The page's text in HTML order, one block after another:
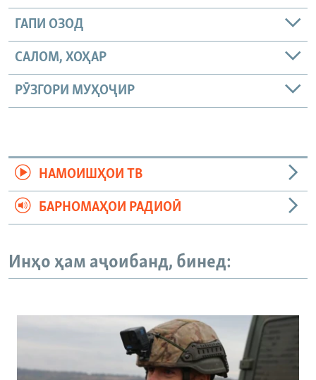
ГАПИ ОЗОД
САЛОМ, ХОҲАР
РӮЗГОРИ МУҲОҶИР
НАМОИШҲОИ ТВ
БАРНОМАҲОИ РАДИОӢ
Инҳо ҳам аҷоибанд, бинед: